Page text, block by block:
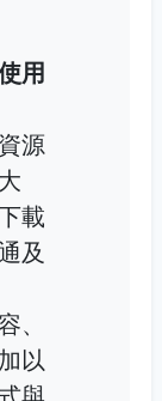
用
源
載
及
、
以
與